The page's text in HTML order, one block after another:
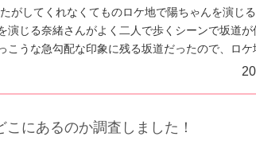
がしてくれなくてものロケ地で陽ちゃんを演じ
演じる奈緒さんがよく二人で歩くシーンで坂道が
こうな急勾配な印象に残る坂道だったので、ロケ
にあるのか調査しました！